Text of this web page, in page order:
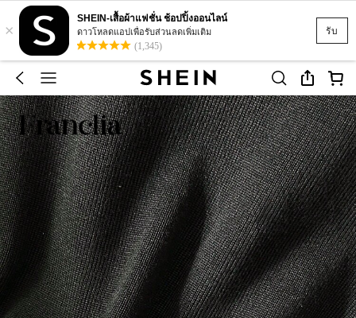
รับ
×
SHEIN-เสื้อผ้าแฟชั่น ช้อปปิ้งออนไลน์
ดาวโหลดแอปเพื่อรับส่วนลดเพิ่มเติม
(1,345)